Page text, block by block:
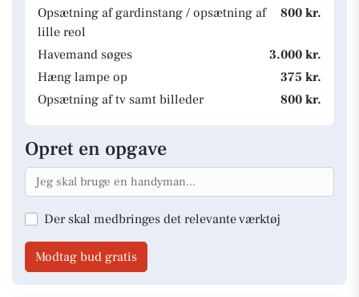
Opsætning af gardinstang / opsætning af
lille reol
800 kr.
Havemand søges
3.000 kr.
Hæng lampe op
375 kr.
Opsætning af tv samt billeder
800 kr.
Opret en opgave
Der skal medbringes det relevante værktøj
Modtag bud gratis